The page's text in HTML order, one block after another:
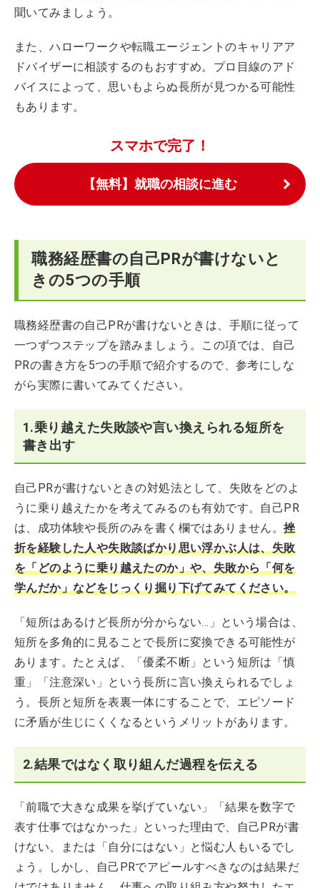
聞いてみましょう。
また、ハローワークや転職エージェントのキャリアア
ドバイザーに相談するのもおすすめ。プロ目線のアド
バイスによって、思いもよらぬ長所が見つかる可能性
もあります。
スマホで完了！
【無料】就職の相談に進む
職務経歴書の自己PRが書けないと
きの5つの手順
職務経歴書の自己PRが書けないときは、手順に従って
一つずつステップを踏みましょう。この項では、自己
PRの書き方を5つの手順で紹介するので、参考にしな
がら実際に書いてみてください。
1.乗り越えた失敗談や言い換えられる短所を
書き出す
自己PRが書けないときの対処法として、失敗をどのよ
うに乗り越えたかを考えてみるのも有効です。自己PR
は、成功体験や長所のみを書く欄ではありません。挫
折を経験した人や失敗談ばかり思い浮かぶ人は、失敗
を「どのように乗り越えたのか」や、失敗から「何を
学んだか」などをじっくり掘り下げてみてください。
「短所はあるけど長所が分からない…」という場合は、
短所を多角的に見ることで長所に変換できる可能性が
あります。たとえば、「優柔不断」という短所は「慎
重」「注意深い」という長所に言い換えられるでしょ
う。長所と短所を表裏一体にすることで、エピソード
に矛盾が生じにくくなるというメリットがあります。
2.結果ではなく取り組んだ過程を伝える
「前職で大きな成果を挙げていない」「結果を数字で
表す仕事ではなかった」といった理由で、自己PRが書
けない、または「自分にはない」と悩む人もいるでし
ょう。しかし、自己PRでアピールすべきなのは結果だ